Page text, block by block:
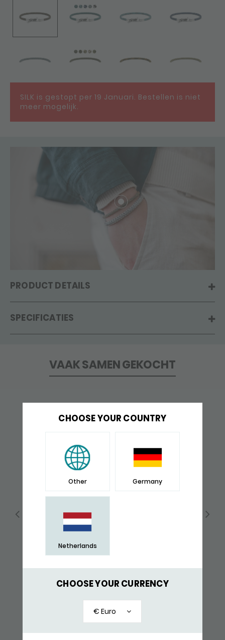
CHOOSE YOUR COUNTRY
Other Germany
Netherlands
CHOOSE YOUR CURRENCY
€ Euro
SILK is gestopt per 19 Januari. Bestellen is niet
meer mogelijk.
PRODUCT DETAILS
SPECIFICATIES
VAAK SAMEN GEKOCHT
782EM1 ARMBAND ZILVER & PARACORD
69,-